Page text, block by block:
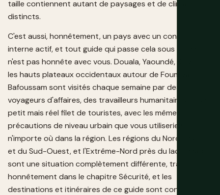
taille contiennent autant de paysages et de climats
distincts.
C'est aussi, honnêtement, un pays avec un conflit
interne actif, et tout guide qui passe cela sous silence
n'est pas honnête avec vous. Douala, Yaoundé, Kribi et
les hauts plateaux occidentaux autour de Foumban et
Bafoussam sont visités chaque semaine par des
voyageurs d'affaires, des travailleurs humanitaires et un
petit mais réel filet de touristes, avec les mêmes
précautions de niveau urbain que vous utiliseriez
n'importe où dans la région. Les régions du Nord-Ouest
et du Sud-Ouest, et l'Extrême-Nord près du lac Tchad,
sont une situation complètement différente, traitée
honnêtement dans le chapitre Sécurité, et les
destinations et itinéraires de ce guide sont construits